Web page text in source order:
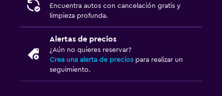
Encuentra autos con cancelación gratis y
limpieza profunda.
Alertas de precios
¿Aún no quieres reservar?
Crea una alerta de precios para realizar un
seguimiento.